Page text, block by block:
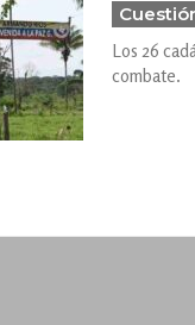
Los 26
combate.